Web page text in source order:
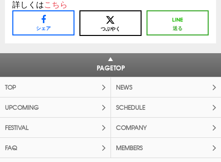
詳しくはこちら
シェア つぶやく 送る
PAGETOP
TOP NEWS
UPCOMING SCHEDULE
FESTIVAL COMPANY
FAQ MEMBERS